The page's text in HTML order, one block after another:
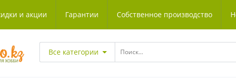
и акции Гарантии Собственное производство
Все категории